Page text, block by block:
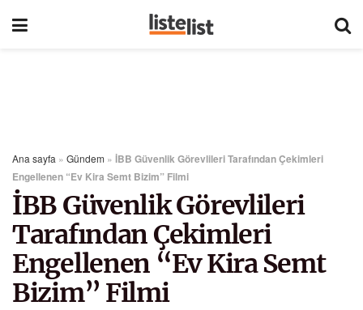
Ana sayfa » Gündem » İBB Güvenlik Görevlileri Tarafından Çekimleri
Engellenen “Ev Kira Semt Bizim” Filmi
İBB Güvenlik Görevlileri
Tarafından Çekimleri
Engellenen “Ev Kira Semt
Bizim” Filmi